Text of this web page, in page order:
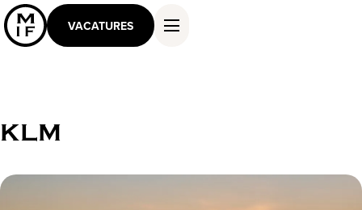
VACATURES
DIENSTEN EN OPLOSSINGEN
KENNIS EN INSPIRATIE
KLM